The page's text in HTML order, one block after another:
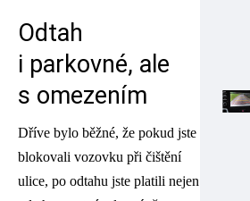
Odtah
i parkovné, ale
s omezením
Dříve bylo běžné, že pokud jste
blokovali vozovku při čištění
ulice, po odtahu jste platili nejen